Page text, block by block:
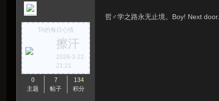
TA的每日心情
擦汗
2026-3-22
21:21
0
主题
7
帖子
134
积分
哲♂学之路永无止境。Boy! Next